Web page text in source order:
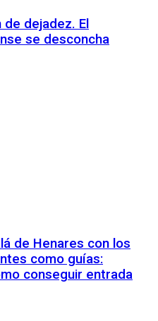
de dejadez. El
se desconcha
de Henares con los
como guías:
conseguir entrada